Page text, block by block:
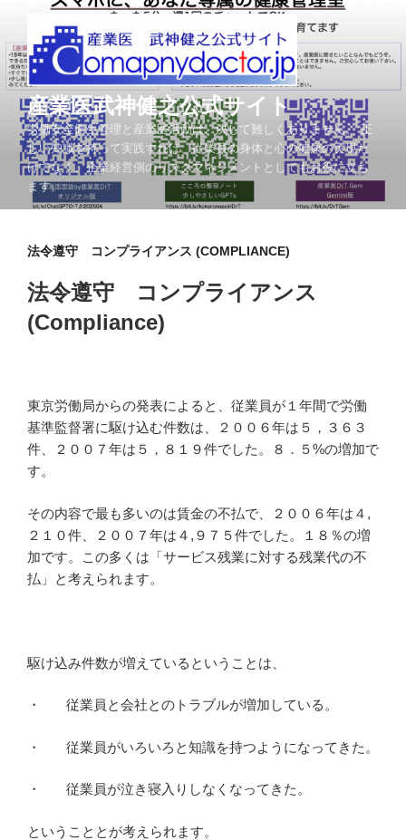
テ
ン
プ
産業医武神健之公式サイト
労働安全衛生管理と産業医活動は、決して難しくありません。 正
しい知識を持って実践すれば、従業員の身体と心の健康の実現だ
けでなく、企業経営側のリスクマネジメントとしてもお役に立ち
ます。
法令遵守 コンプライアンス (COMPLIANCE)
法令遵守 コンプライアンス
(Compliance)
東京労働局からの発表によると、従業員が１年間で労働
基準監督署に駆け込む件数は、２００６年は５，３６３
件、２００７年は５，８１９件でした。８．５%の増加で
す。
その内容で最も多いのは賃金の不払で、２００６年は４,
２１０件、２００７年は４,９７５件でした。１８％の増
加です。この多くは「サービス残業に対する残業代の不
払」と考えられます。
駆け込み件数が増えているということは、
・ 従業員と会社とのトラブルが増加している。
・ 従業員がいろいろと知識を持つようになってきた。
・ 従業員が泣き寝入りしなくなってきた。
ということとが考えられます。